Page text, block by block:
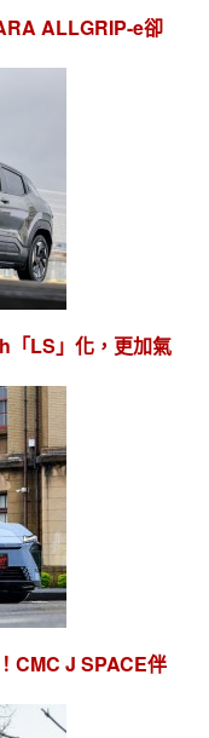
ALLGRIP-e卻
「LS」化，更加氣
CMC J SPACE伴